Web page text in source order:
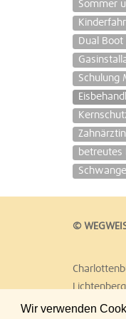
Wir verwenden
Sommer
Dual
Schulung
betreutes
©
Lichtenberg